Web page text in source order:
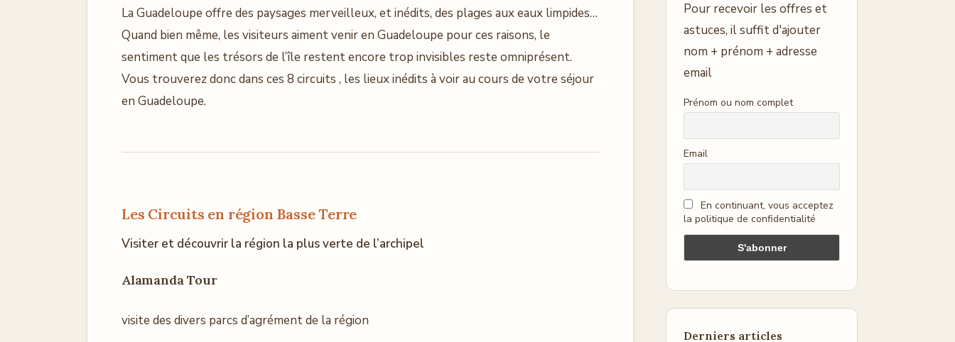
La Guadeloupe offre des paysages merveilleux, et inédits, des plages aux eaux limpides…
Quand bien même, les visiteurs aiment venir en Guadeloupe pour ces raisons, le
sentiment que les trésors de l’île restent encore trop invisibles reste omniprésent.
Vous trouverez donc dans ces 8 circuits , les lieux inédits à voir au cours de votre séjour
en Guadeloupe.
Les Circuits en région Basse Terre
Visiter et découvrir la région la plus verte de l’archipel
Alamanda Tour
visite des divers parcs d’agrément de la région
Pour recevoir les offres et
astuces, il suffit d'ajouter
nom + prénom + adresse
email
Prénom ou nom complet
Email
En continuant, vous acceptez
la politique de confidentialité
Derniers articles